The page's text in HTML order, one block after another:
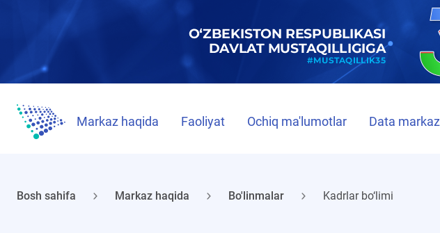
Markaz haqida Faoliyat Ochiq ma'lumotlar Data markaz
Bosh sahifa Markaz haqida Bo'linmalar Kadrlar bo‘limi